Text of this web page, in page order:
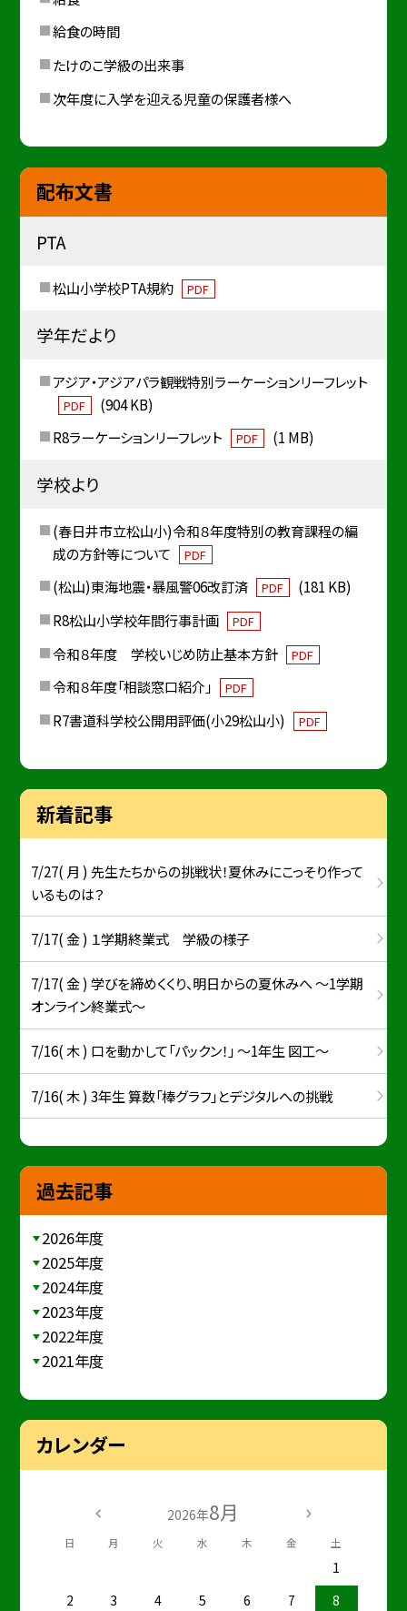
給食の時間
たけのこ学級の出来事
次年度に入学を迎える児童の保護者様へ
配布文書
PTA
松山小学校PTA規約 PDF
学年だより
アジア・アジアパラ観戦特別ラーケーションリーフレット
PDF
(904 KB)
R8ラーケーションリーフレット
PDF (1 MB)
学校より
(春日井市立松山小)令和８年度特別の教育課程の編
成の方針等について
PDF
(松山)東海地震・暴風警06改訂済 PDF
(181 KB)
R8松山小学校年間行事計画
PDF
令和８年度 学校いじめ防止基本方針 PDF
令和８年度「相談窓口紹介」 PDF
R7書道科学校公開用評価(小29松山小) PDF
新着記事
7/27( 月 ) 先生たちからの挑戦状！夏休みにこっそり作って
いるものは？
7/17( 金 ) １学期終業式 学級の様子
7/17( 金 ) 学びを締めくくり、明日からの夏休みへ ～1学期
オンライン終業式～
7/16( 木 ) 口を動かして「パックン！」 ～1年生 図工～
7/16( 木 ) 3年生 算数「棒グラフ」とデジタルへの挑戦
過去記事
2026年度
2025年度
2024年度
2023年度
2022年度
2021年度
カレンダー
2026年8月
日 月 火 水 木 金 土
1
2
3 4 5 6 7
8